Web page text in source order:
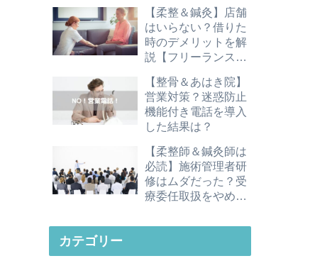
【柔整＆鍼灸】店舗
はいらない？借りた
時のデメリットを解
説【フリーランス志
【整骨＆あはき院】
営業対策？迷惑防止
機能付き電話を導入
した結果は？
【柔整師＆鍼灸師は
必読】施術管理者研
修はムダだった？受
療委任取扱をやめる
カテゴリー